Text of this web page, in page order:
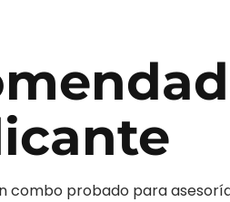
combo probado para